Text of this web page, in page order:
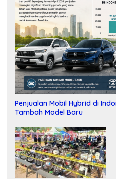
Penjualan Mobil Hybrid di
Tambah Model Baru